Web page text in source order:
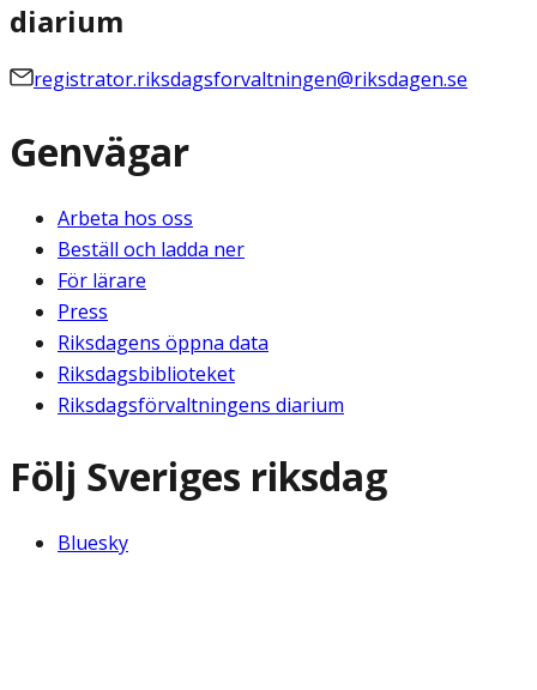
diarium
registrator.riksdagsforvaltningen@riksdagen.se
Genvägar
Arbeta hos oss
Beställ och ladda ner
För lärare
Press
Riksdagens öppna data
Riksdagsbiblioteket
Riksdagsförvaltningens diarium
Följ Sveriges riksdag
Bluesky